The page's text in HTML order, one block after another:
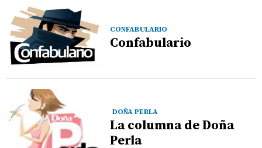
CONFABULARIO
Confabulario
DOÑA PERLA
La columna de Doña
Perla